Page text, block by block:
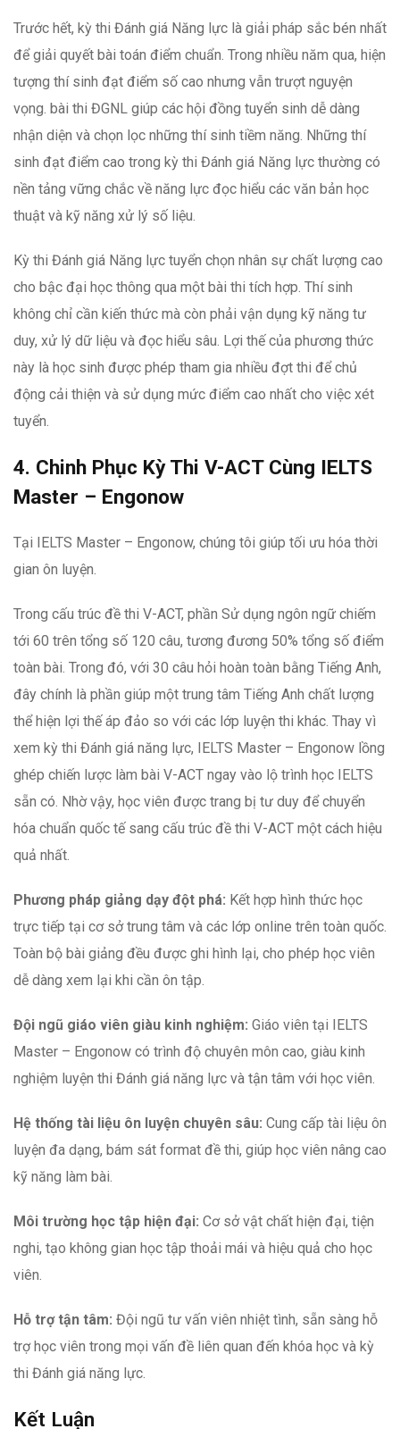
Trước hết, kỳ thi Đánh giá Năng lực là giải pháp sắc bén nhất
để giải quyết bài toán điểm chuẩn. Trong nhiều năm qua, hiện
tượng thí sinh đạt điểm số cao nhưng vẫn trượt nguyện
vọng. bài thi ĐGNL giúp các hội đồng tuyển sinh dễ dàng
nhận diện và chọn lọc những thí sinh tiềm năng. Những thí
sinh đạt điểm cao trong kỳ thi Đánh giá Năng lực thường có
nền tảng vững chắc về năng lực đọc hiểu các văn bản học
thuật và kỹ năng xử lý số liệu.
Kỳ thi Đánh giá Năng lực tuyển chọn nhân sự chất lượng cao
cho bậc đại học thông qua một bài thi tích hợp. Thí sinh
không chỉ cần kiến thức mà còn phải vận dụng kỹ năng tư
duy, xử lý dữ liệu và đọc hiểu sâu. Lợi thế của phương thức
này là học sinh được phép tham gia nhiều đợt thi để chủ
động cải thiện và sử dụng mức điểm cao nhất cho việc xét
tuyển.
4. Chinh Phục Kỳ Thi V-ACT Cùng IELTS
Master – Engonow
Tại IELTS Master – Engonow, chúng tôi giúp tối ưu hóa thời
gian ôn luyện.
Trong cấu trúc đề thi V-ACT, phần Sử dụng ngôn ngữ chiếm
tới 60 trên tổng số 120 câu, tương đương 50% tổng số điểm
toàn bài. Trong đó, với 30 câu hỏi hoàn toàn bằng Tiếng Anh,
đây chính là phần giúp một trung tâm Tiếng Anh chất lượng
thể hiện lợi thế áp đảo so với các lớp luyện thi khác. Thay vì
xem kỳ thi Đánh giá năng lực, IELTS Master – Engonow lồng
ghép chiến lược làm bài V-ACT ngay vào lộ trình học IELTS
sẵn có. Nhờ vậy, học viên được trang bị tư duy để chuyển
hóa chuẩn quốc tế sang cấu trúc đề thi V-ACT một cách hiệu
quả nhất.
Phương pháp giảng dạy đột phá: Kết hợp hình thức học
trực tiếp tại cơ sở trung tâm và các lớp online trên toàn quốc.
Toàn bộ bài giảng đều được ghi hình lại, cho phép học viên
dễ dàng xem lại khi cần ôn tập.
Đội ngũ giáo viên giàu kinh nghiệm: Giáo viên tại IELTS
Master – Engonow có trình độ chuyên môn cao, giàu kinh
nghiệm luyện thi Đánh giá năng lực và tận tâm với học viên.
Hệ thống tài liệu ôn luyện chuyên sâu: Cung cấp tài liệu ôn
luyện đa dạng, bám sát format đề thi, giúp học viên nâng cao
kỹ năng làm bài.
Môi trường học tập hiện đại: Cơ sở vật chất hiện đại, tiện
nghi, tạo không gian học tập thoải mái và hiệu quả cho học
viên.
Hỗ trợ tận tâm: Đội ngũ tư vấn viên nhiệt tình, sẵn sàng hỗ
trợ học viên trong mọi vấn đề liên quan đến khóa học và kỳ
thi Đánh giá năng lực.
Kết Luận